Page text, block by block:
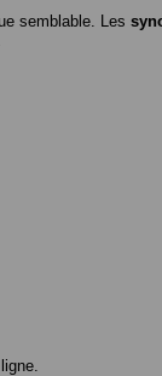
semblable. Les